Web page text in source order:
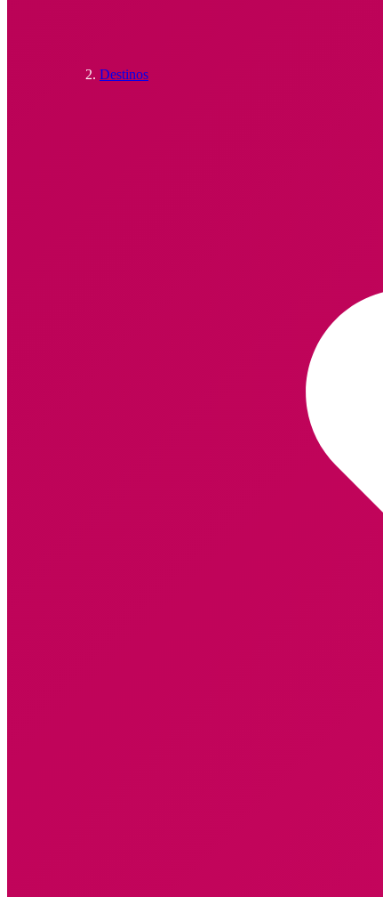
Destinos